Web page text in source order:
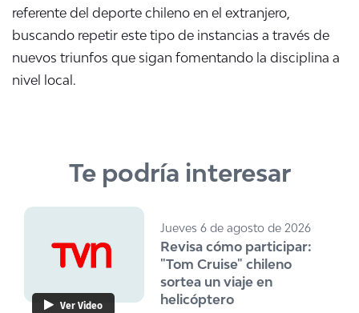
referente del deporte chileno en el extranjero,
buscando repetir este tipo de instancias a través de
nuevos triunfos que sigan fomentando la disciplina a
nivel local .
Te podría interesar
Ver Video
Jueves 6 de agosto de 2026
Revisa cómo participar:
"Tom Cruise" chileno
sortea un viaje en
helicóptero